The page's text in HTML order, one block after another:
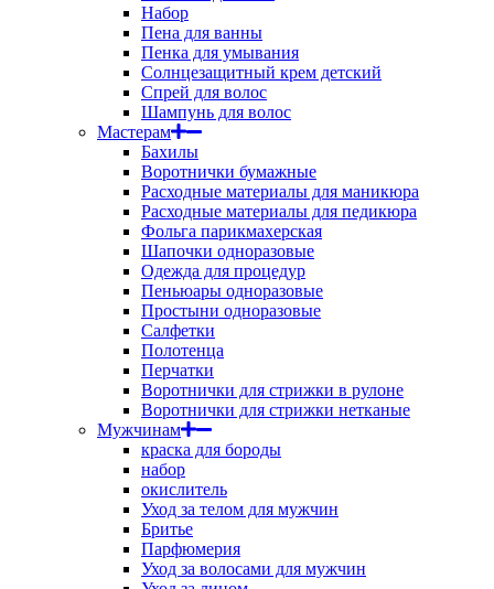
Набор
Пена для ванны
Пенка для умывания
Солнцезащитный крем детский
Спрей для волос
Шампунь для волос
Мастерам
Бахилы
Воротнички бумажные
Расходные материалы для маникюра
Расходные материалы для педикюра
Фольга парикмахерская
Шапочки одноразовые
Одежда для процедур
Пеньюары одноразовые
Простыни одноразовые
Салфетки
Полотенца
Перчатки
Воротнички для стрижки в рулоне
Воротнички для стрижки нетканые
Мужчинам
краска для бороды
набор
окислитель
Уход за телом для мужчин
Бритье
Парфюмерия
Уход за волосами для мужчин